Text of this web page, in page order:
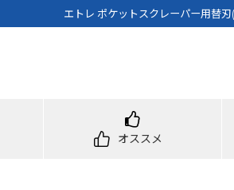
エトレ ポケットスクレーパー用替
オススメ